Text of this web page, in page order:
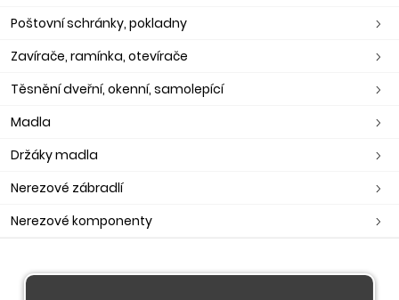
Poštovní schránky, pokladny
Zavírače, ramínka, otevírače
Těsnění dveřní, okenní, samolepící
Madla
Držáky madla
Nerezové zábradlí
Nerezové komponenty